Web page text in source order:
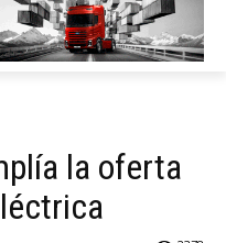
la oferta